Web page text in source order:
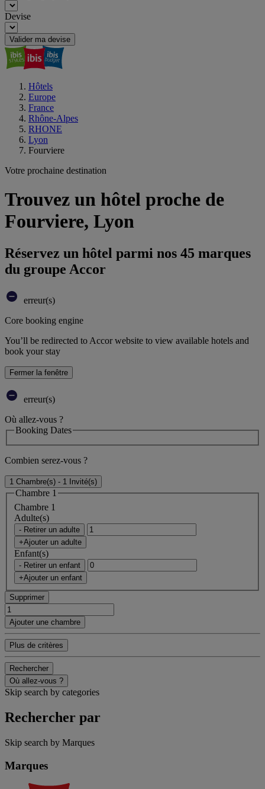
Devise
Valider ma devise
Hôtels
Europe
France
Rhône-Alpes
RHONE
Lyon
Fourviere
Votre prochaine destination
Trouvez un hôtel proche de
Fourviere, Lyon
Réservez un hôtel parmi nos 45 marques
du groupe Accor
erreur(s)
Core booking engine
You’ll be redirected to Accor website to view available hotels and
book your stay
Fermer la fenêtre
erreur(s)
Où allez-vous ?
Booking Dates
Combien serez-vous ?
1 Chambre(s) - 1 Invité(s)
Chambre 1
Chambre 1
Adulte(s)
- Retirer un adulte
+Ajouter un adulte
Enfant(s)
- Retirer un enfant
+Ajouter un enfant
Supprimer
Ajouter une chambre
Plus de critères
Rechercher
Où allez-vous ?
Skip search by categories
Rechercher par
Skip search by Marques
Marques